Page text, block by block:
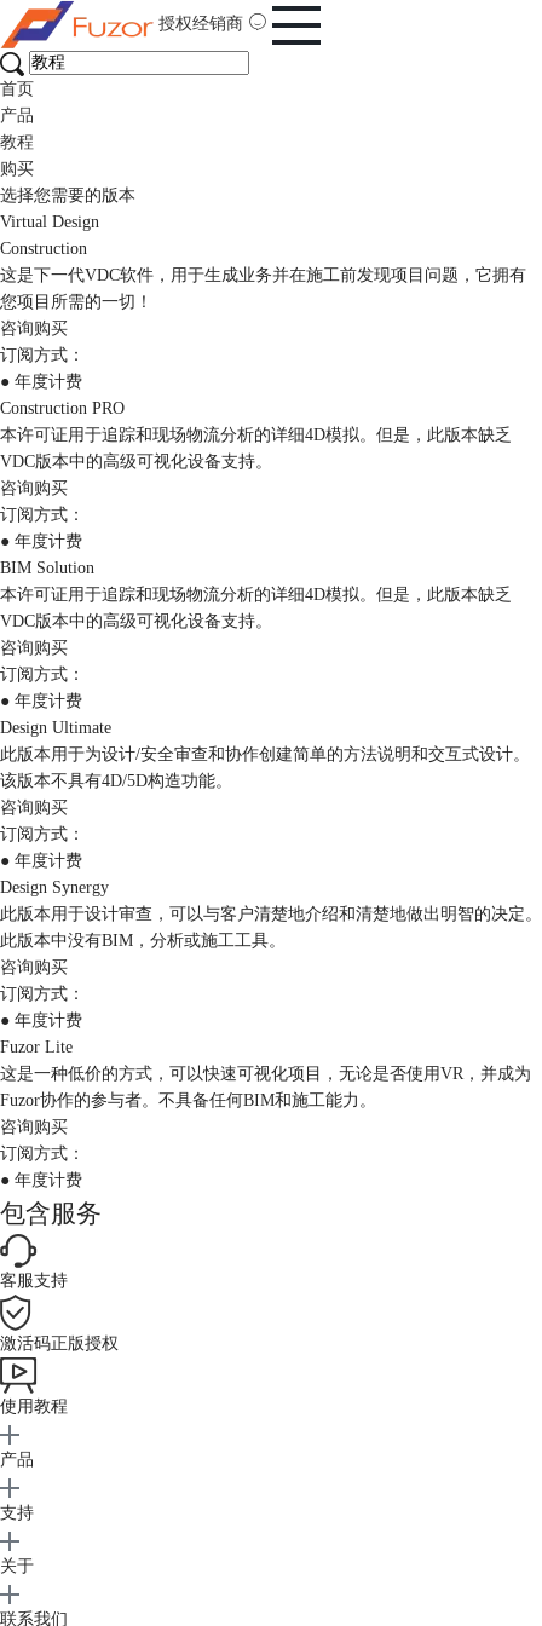
授权经销商
首页
产品
教程
购买
选择您需要的版本
Virtual Design
Construction
这是下一代VDC软件，用于生成业务并在施工前发现项目问题，它拥有
您项目所需的一切！
咨询购买
订阅方式：
● 年度计费
Construction PRO
本许可证用于追踪和现场物流分析的详细4D模拟。但是，此版本缺乏
VDC版本中的高级可视化设备支持。
咨询购买
订阅方式：
● 年度计费
BIM Solution
本许可证用于追踪和现场物流分析的详细4D模拟。但是，此版本缺乏
VDC版本中的高级可视化设备支持。
咨询购买
订阅方式：
● 年度计费
Design Ultimate
此版本用于为设计/安全审查和协作创建简单的方法说明和交互式设计。
该版本不具有4D/5D构造功能。
咨询购买
订阅方式：
● 年度计费
Design Synergy
此版本用于设计审查，可以与客户清楚地介绍和清楚地做出明智的决定。
此版本中没有BIM，分析或施工工具。
咨询购买
订阅方式：
● 年度计费
Fuzor Lite
这是一种低价的方式，可以快速可视化项目，无论是否使用VR，并成为
Fuzor协作的参与者。不具备任何BIM和施工能力。
咨询购买
订阅方式：
● 年度计费
包含服务
客服支持
激活码正版授权
使用教程
产品
支持
关于
联系我们